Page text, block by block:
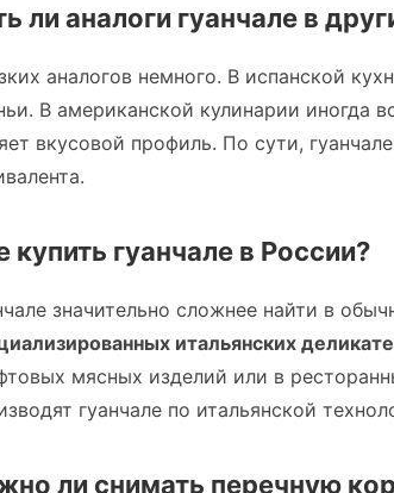
ли аналоги гуанчале в
аналогов немного. В испанской
В американской кулинарии иногда
вкусовой профиль. По сути,
купить гуанчале в России?
значительно сложнее найти в
итальянских
мясных изделий или в
гуанчале по итальянской
ли снимать перечную